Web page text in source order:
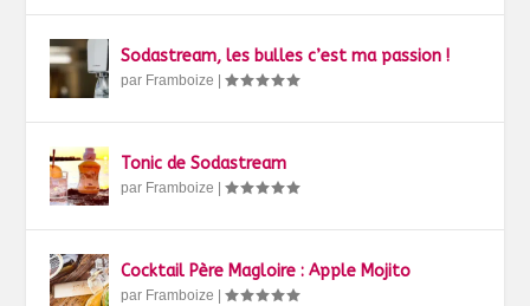
Sodastream, les bulles c’est ma passion !
par Framboize |
Tonic de Sodastream
par Framboize |
Cocktail Père Magloire : Apple Mojito
par Framboize |